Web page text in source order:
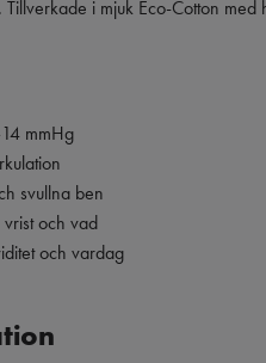
i mjuk Eco-Cotton
mmHg
svullna ben
och vad
och vardag